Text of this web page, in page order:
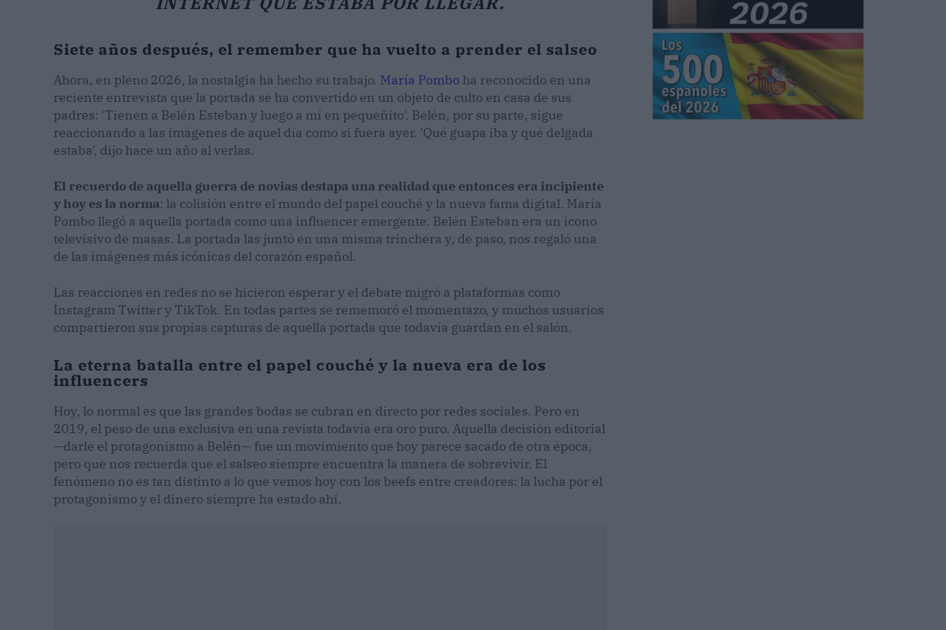
Siete años después, el remember que ha vuelto a prender el salseo
Ahora, en pleno 2026, la nostalgia ha hecho su trabajo. María Pombo ha reconocido en una
reciente entrevista que la portada se ha convertido en un objeto de culto en casa de sus
padres: 'Tienen a Belén Esteban y luego a mí en pequeñito'. Belén, por su parte, sigue
reaccionando a las imágenes de aquel día como si fuera ayer. 'Qué guapa iba y qué delgada
estaba', dijo hace un año al verlas.
El recuerdo de aquella guerra de novias destapa una realidad que entonces era incipiente
y hoy es la norma: la colisión entre el mundo del papel couché y la nueva fama digital. María
Pombo llegó a aquella portada como una influencer emergente. Belén Esteban era un icono
televisivo de masas. La portada las juntó en una misma trinchera y, de paso, nos regaló una
de las imágenes más icónicas del corazón español.
Las reacciones en redes no se hicieron esperar y el debate migró a plataformas como
Instagram Twitter y TikTok. En todas partes se rememoró el momentazo, y muchos usuarios
compartieron sus propias capturas de aquella portada que todavía guardan en el salón.
La eterna batalla entre el papel couché y la nueva era de los
influencers
Hoy, lo normal es que las grandes bodas se cubran en directo por redes sociales. Pero en
2019, el peso de una exclusiva en una revista todavía era oro puro. Aquella decisión editorial
—darle el protagonismo a Belén— fue un movimiento que hoy parece sacado de otra época,
pero que nos recuerda que el salseo siempre encuentra la manera de sobrevivir. El
fenómeno no es tan distinto a lo que vemos hoy con los beefs entre creadores: la lucha por el
protagonismo y el dinero siempre ha estado ahí.